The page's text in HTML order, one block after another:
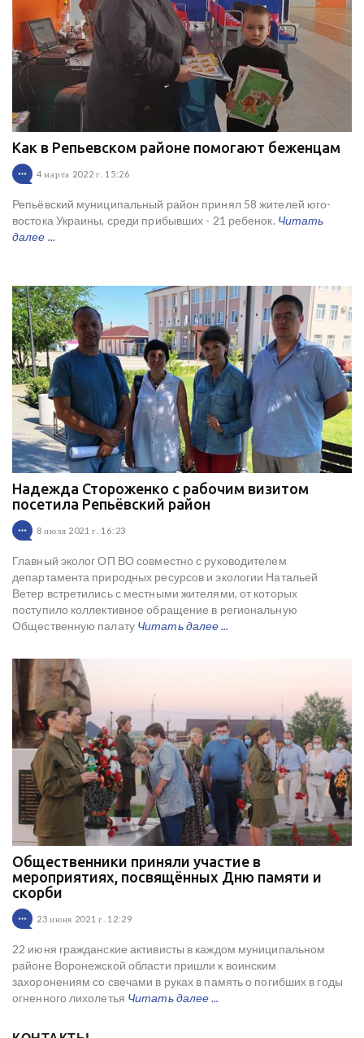
Как в Репьевском районе помогают беженцам
4 марта 2022 г. 15:26
Репьёвский муниципальный район принял 58 жителей юго-
востока Украины, среди прибывших - 21 ребенок. Читать
далее ...
Надежда Стороженко с рабочим визитом
посетила Репьёвский район
8 июля 2021 г. 16:23
Главный эколог ОП ВО совместно с руководителем
департамента природных ресурсов и экологии Натальей
Ветер встретились с местными жителями, от которых
поступило коллективное обращение в региональную
Общественную палату Читать далее ...
Общественники приняли участие в
мероприятиях, посвящённых Дню памяти и
скорби
23 июня 2021 г. 12:29
22 июня гражданские активисты в каждом муниципальном
районе Воронежской области пришли к воинским
захоронениям со свечами в руках в память о погибших в годы
огненного лихолетья Читать далее ...